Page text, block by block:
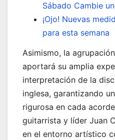
Sábado Cambie
¡Ojo! Nuevas
para esta semana
Asimismo, la
aportará su amplia
interpretación de la
inglesa, garantizando
rigurosa en cada
guitarrista y líder Juan
en el entorno artístico